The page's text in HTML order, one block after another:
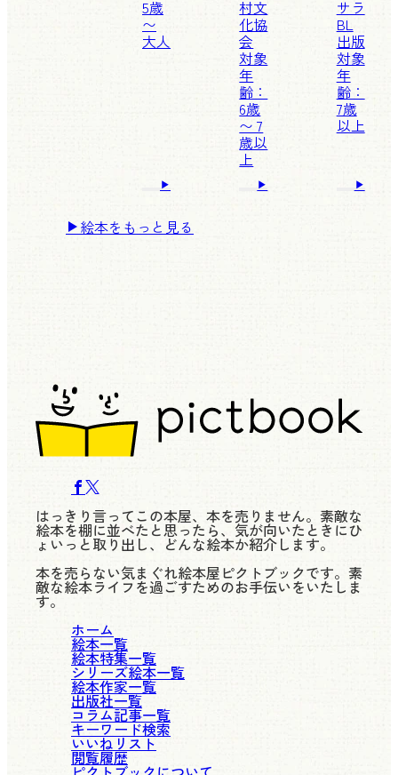
5歳
〜
大人
村文
化協
会
対象
年
齢：
6歳
〜 7
歳以
上
サラ
BL
出版
対象
年
齢：
7歳
以上
絵本をもっと見る
はっきり言ってこの本屋、本を売りません。素敵な
絵本を棚に並べたと思ったら、気が向いたときにひ
ょいっと取り出し、どんな絵本か紹介します。
本を売らない気まぐれ絵本屋ピクトブックです。素
敵な絵本ライフを過ごすためのお手伝いをいたしま
す。
ホーム
絵本一覧
絵本特集一覧
シリーズ絵本一覧
絵本作家一覧
出版社一覧
コラム記事一覧
キーワード検索
いいねリスト
閲覧履歴